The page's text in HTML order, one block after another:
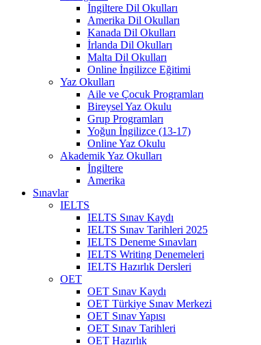
İngiltere Dil Okulları
Amerika Dil Okulları
Kanada Dil Okulları
İrlanda Dil Okulları
Malta Dil Okulları
Online İngilizce Eğitimi
Yaz Okulları
Aile ve Çocuk Programları
Bireysel Yaz Okulu
Grup Programları
Yoğun İngilizce (13-17)
Online Yaz Okulu
Akademik Yaz Okulları
İngiltere
Amerika
Sınavlar
IELTS
IELTS Sınav Kaydı
IELTS Sınav Tarihleri 2025
IELTS Deneme Sınavları
IELTS Writing Denemeleri
IELTS Hazırlık Dersleri
OET
OET Sınav Kaydı
OET Türkiye Sınav Merkezi
OET Sınav Yapısı
OET Sınav Tarihleri
OET Hazırlık